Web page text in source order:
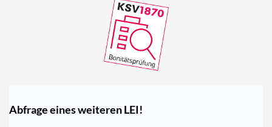
Abfrage eines weiteren LEI!